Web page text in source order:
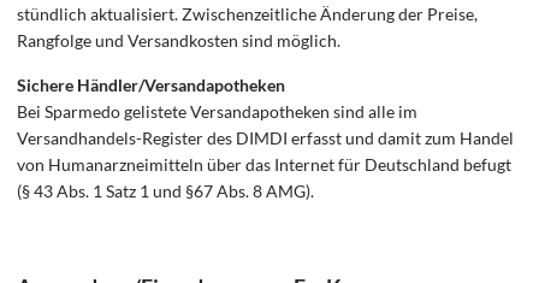
stündlich aktualisiert. Zwischenzeitliche Änderung der Preise,
Rangfolge und Versandkosten sind möglich.
Sichere Händler/Versandapotheken
Bei Sparmedo gelistete Versandapotheken sind alle im
Versandhandels-Register des DIMDI erfasst und damit zum Handel
von Humanarzneimitteln über das Internet für Deutschland befugt
(§ 43 Abs. 1 Satz 1 und §67 Abs. 8 AMG).